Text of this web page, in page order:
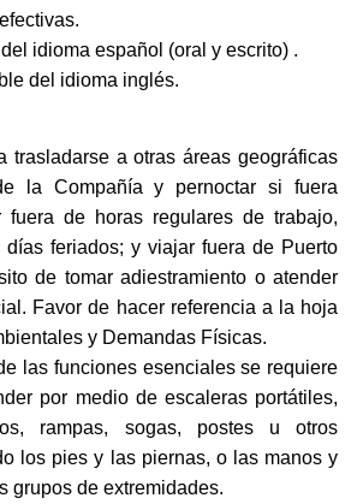
idioma español (oral y escrito) .
del idioma inglés.
trasladarse a otras áreas geográficas
la Compañía y pernoctar si fuera
fuera de horas regulares de trabajo,
feriados; y viajar fuera de Puerto
de tomar adiestramiento o atender
Favor de hacer referencia a la hoja
y Demandas Físicas.
las funciones esenciales se requiere
por medio de escaleras portátiles,
rampas, sogas, postes u otros
los pies y las piernas, o las manos y
grupos de extremidades.